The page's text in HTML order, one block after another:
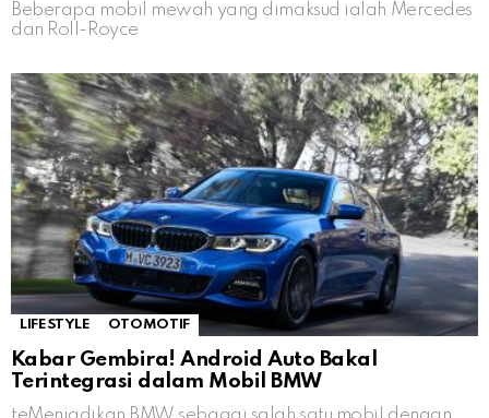
Beberapa mobil mewah yang dimaksud ialah Mercedes
dan Roll-Royce
LIFESTYLE OTOMOTIF
Kabar Gembira! Android Auto Bakal
Terintegrasi dalam Mobil BMW